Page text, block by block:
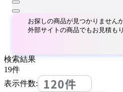
お探しの商品が見つかりません
外部サイトの商品でもお見積も
検索結果
19件
表示件数:
120件